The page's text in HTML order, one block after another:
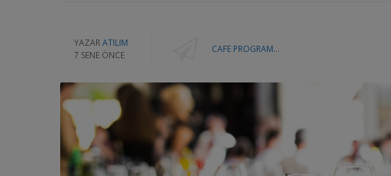
YAZAR ATILIM
7 SENE ÖNCE
CAFE PROGRAMI İLE RESTORANLARDA YAZILIMIN ÖNEMI